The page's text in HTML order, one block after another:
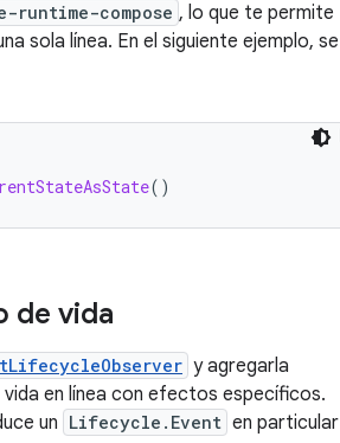
compose , lo que te permite
sola línea. En el siguiente ejemplo, se
()
de vida
y agregarla
en línea con efectos específicos.
un Lifecycle.Event en particular